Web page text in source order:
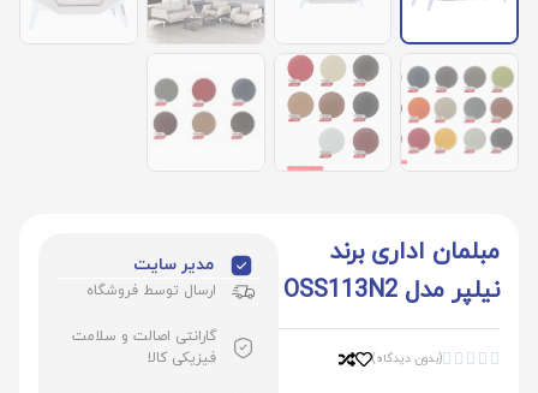
مبلمان اداری برند
نیلپر مدل OSS113N2




(بدون دیدگاه)
مدیر سایت
ارسال توسط فروشگاه
گارانتی اصالت و سلامت
فیزیکی کالا